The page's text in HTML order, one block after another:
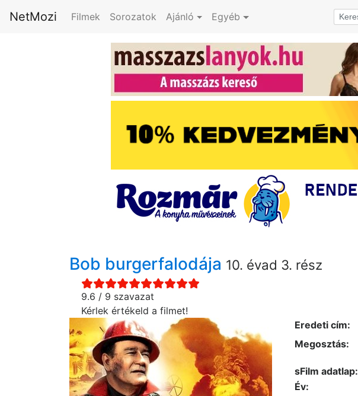
NetMozi Filmek Sorozatok Ajánló Egyéb
Bob burgerfalodája 10. évad 3. rész
9.6 / 9 szavazat
Kérlek értékeld a filmet!
Eredeti cím:
Megosztás:
sFilm adatlap:
Év: